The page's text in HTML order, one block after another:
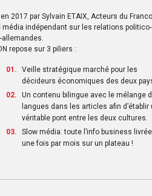
en 2017 par Sylvain ETAIX, Acteurs du
média indépendant sur les relations
allemandes.
repose sur 3 piliers :
Veille stratégique marché pour les
décideurs économiques des deux
Un contenu bilingue avec le mélange
langues dans les articles afin d’établir
véritable pont entre les deux cultures.
Slow média: toute l’info business livrée
une fois par mois sur un plateau !